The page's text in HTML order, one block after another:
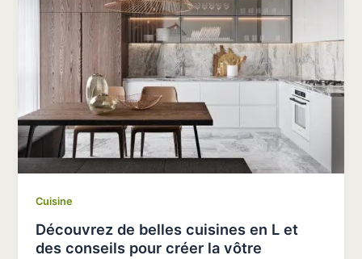
Cuisine
Découvrez de belles cuisines en L et
des conseils pour créer la vôtre